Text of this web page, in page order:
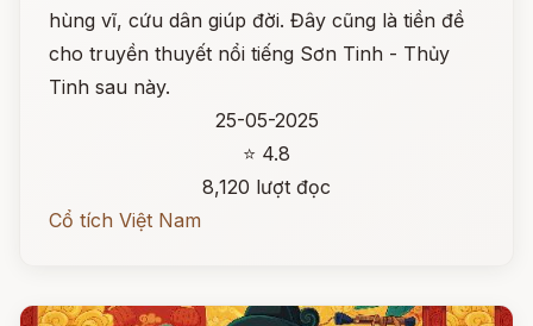
hùng vĩ, cứu dân giúp đời. Đây cũng là tiền đề
cho truyền thuyết nổi tiếng Sơn Tinh - Thủy
Tinh sau này.
25-05-2025
⭐ 4.8
8,120 lượt đọc
Cổ tích Việt Nam